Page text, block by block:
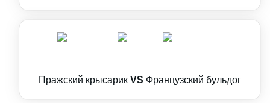
Пражский крысарик VS Французский бульдог